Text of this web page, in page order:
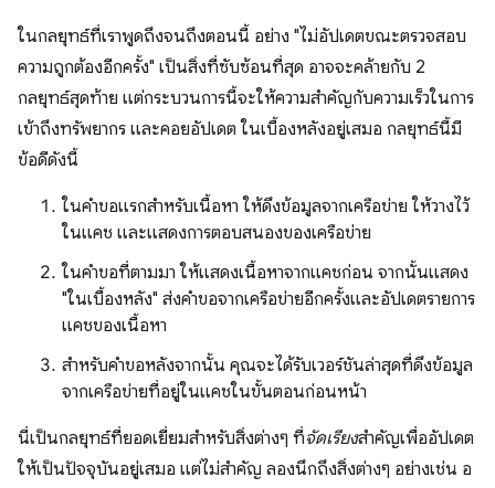
ในกลยุทธ์ที่เราพูดถึงจนถึงตอนนี้ อย่าง "ไม่อัปเดตขณะตรวจสอบ
ความถูกต้องอีกครั้ง" เป็นสิ่งที่ซับซ้อนที่สุด อาจจะคล้ายกับ 2
กลยุทธ์สุดท้าย แต่กระบวนการนี้จะให้ความสำคัญกับความเร็วในการ
เข้าถึงทรัพยากร และคอยอัปเดต ในเบื้องหลังอยู่เสมอ กลยุทธ์นี้มี
ข้อดีดังนี้
ในคำขอแรกสำหรับเนื้อหา ให้ดึงข้อมูลจากเครือข่าย ให้วางไว้
ในแคช และแสดงการตอบสนองของเครือข่าย
ในคำขอที่ตามมา ให้แสดงเนื้อหาจากแคชก่อน จากนั้นแสดง
"ในเบื้องหลัง" ส่งคำขอจากเครือข่ายอีกครั้งและอัปเดตรายการ
แคชของเนื้อหา
สำหรับคำขอหลังจากนั้น คุณจะได้รับเวอร์ชันล่าสุดที่ดึงข้อมูล
จากเครือข่ายที่อยู่ในแคชในขั้นตอนก่อนหน้า
นี่เป็นกลยุทธ์ที่ยอดเยี่ยมสำหรับสิ่งต่างๆ ที่จัดเรียงสำคัญเพื่ออัปเดต
ให้เป็นปัจจุบันอยู่เสมอ แต่ไม่สำคัญ ลองนึกถึงสิ่งต่างๆ อย่างเช่น อ